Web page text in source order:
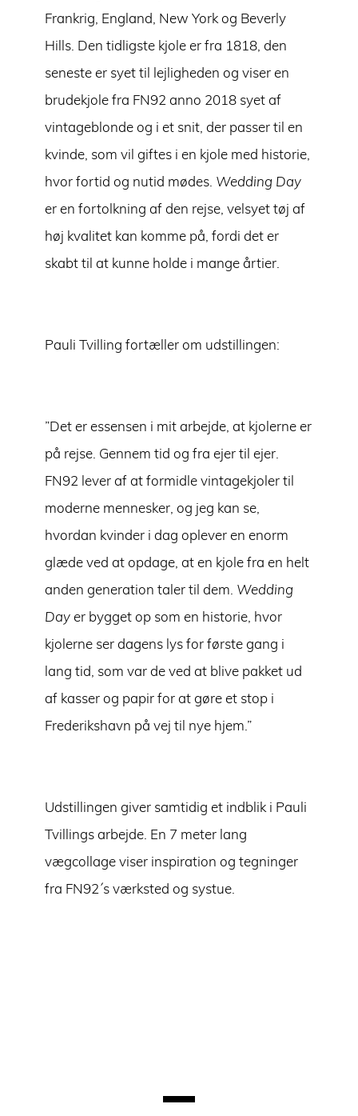
Frankrig, England, New York og Beverly
Hills. Den tidligste kjole er fra 1818, den
seneste er syet til lejligheden og viser en
brudekjole fra FN92 anno 2018 syet af
vintageblonde og i et snit, der passer til en
kvinde, som vil giftes i en kjole med historie,
hvor fortid og nutid mødes. Wedding Day
er en fortolkning af den rejse, velsyet tøj af
høj kvalitet kan komme på, fordi det er
skabt til at kunne holde i mange årtier.
Pauli Tvilling fortæller om udstillingen:
”Det er essensen i mit arbejde, at kjolerne er
på rejse. Gennem tid og fra ejer til ejer.
FN92 lever af at formidle vintagekjoler til
moderne mennesker, og jeg kan se,
hvordan kvinder i dag oplever en enorm
glæde ved at opdage, at en kjole fra en helt
anden generation taler til dem. Wedding
Dayer bygget op som en historie, hvor
kjolerne ser dagens lys for første gang i
lang tid, som var de ved at blive pakket ud
af kasser og papir for at gøre et stop i
Frederikshavn på vej til nye hjem.”
Udstillingen giver samtidig et indblik i Pauli
Tvillings arbejde. En 7 meter lang
vægcollage viser inspiration og tegninger
fra FN92´s værksted og systue.